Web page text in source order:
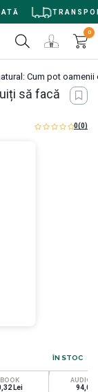
0
Cum pot
să facă
0(0)
ÎN STOC
Lei 94,08